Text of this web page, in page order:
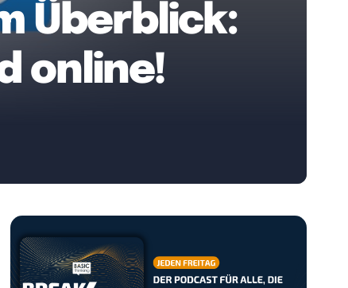
Überblick:
online!